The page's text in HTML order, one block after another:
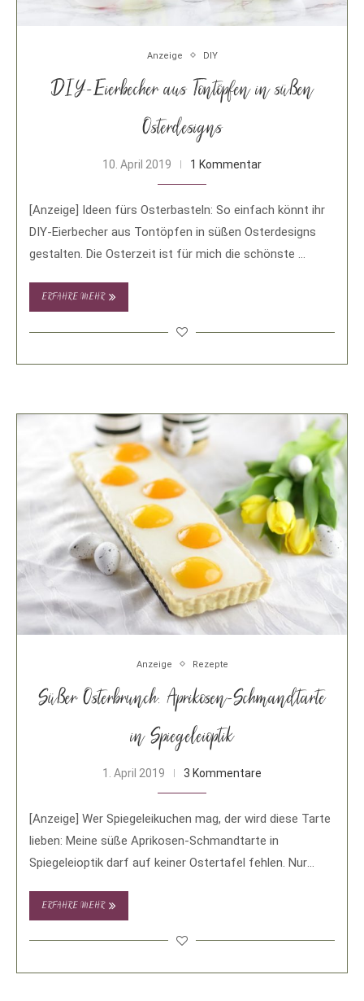
Anzeige DIY
DIY-Eierbecher aus Tontöpfen in süßen
Osterdesigns
10. April 2019 1 Kommentar
[Anzeige] Ideen fürs Osterbasteln: So einfach könnt ihr
DIY-Eierbecher aus Tontöpfen in süßen Osterdesigns
gestalten. Die Osterzeit ist für mich die schönste …
ERFAHRE MEHR
Anzeige Rezepte
Süßer Osterbrunch: Aprikosen-Schmandtarte
in Spiegeleioptik
1. April 2019 3 Kommentare
[Anzeige] Wer Spiegeleikuchen mag, der wird diese Tarte
lieben: Meine süße Aprikosen-Schmandtarte in
Spiegeleioptik darf auf keiner Ostertafel fehlen. Nur
ERFAHRE MEHR